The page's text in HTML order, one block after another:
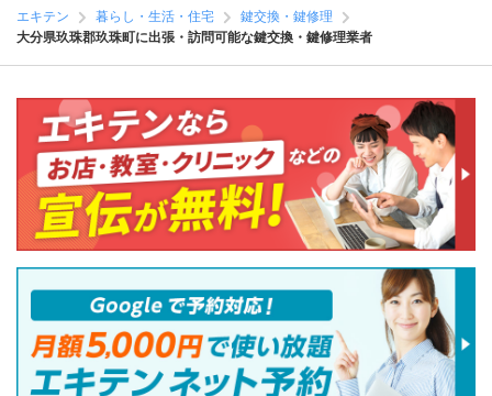
エキテン 暮らし・生活・住宅
鍵交換・鍵修理
大分県玖珠郡玖珠町に出張・訪問可能な鍵交換・鍵修理業者